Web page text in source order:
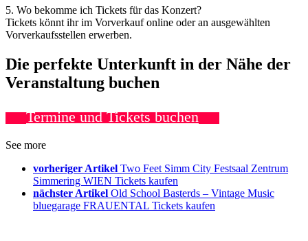
5. Wo bekomme ich Tickets für das Konzert?
Tickets könnt ihr im Vorverkauf online oder an ausgewählten
Vorverkaufsstellen erwerben.
Die perfekte Unterkunft in der Nähe der
Veranstaltung buchen
Termine und Tickets buchen
See more
vorheriger Artikel Two Feet Simm City Festsaal Zentrum
Simmering WIEN Tickets kaufen
nächster Artikel Old School Basterds – Vintage Music
bluegarage FRAUENTAL Tickets kaufen